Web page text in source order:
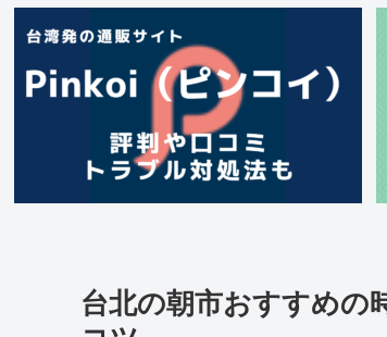
台北の朝市おすすめの